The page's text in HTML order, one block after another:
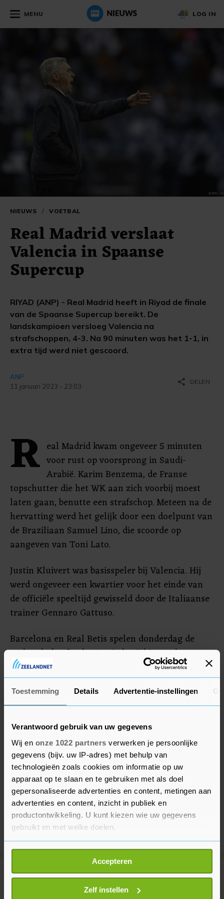
Toestemming Details Advertentie-instellingen
Verantwoord gebruik van uw gegevens
Wij en onze 1022 partners verwerken je persoonlijke
gegevens (bijv. uw IP-adres) met behulp van
technologieën zoals cookies om informatie op uw
apparaat op te slaan en te gebruiken met als doel
gepersonaliseerde advertenties en content, metingen aan
advertenties en content, inzicht in publiek en
productontwikkeling. U kunt kiezen wie uw gegevens
gebruikt en met welke doelen.
Als u het toestaat, willen we ook graag:
Informatie verzamelen over uw geografische
locatie, die tot een paar meter nauwkeurig kan zijn
Uw apparaat identificeren door het actief te
Accepteren
Zelf instellen
MENU LOG IN
NIEUWS / VOETBAL
Real Madrid verslaat
Valencia in Spaanse
Supercup
RIYAD (ANP) - Real Madrid heeft in Riyad de finale
van de Spaanse Supercup bereikt. De
landskampioen versloeg Valencia na
strafschoppen, 4-3. Na 90 minuten was het 1-1, in
extra tijd werd niet gescoord.
ANP
11 januari 2023 - 23:03
share DELEN
R eal Madrid kwam ongeveer 5 minuten
voor rust op voorsprong in Saudi-
Arabië. Karim Benzema, de Franse
topschutter die het WK aan zich voorbij moest
laten gaan, benutte een strafschop. Meteen na de
hervatting werd het gelijk door een doelpunt van
de Braziliaan Samuel Lino, die scoorde op
aangeven van Toni Lato.
Justin Kluivert was basisspeler bij Valencia. Hij
werd ongeveer een kwartier voor het einde van
de officiële speeltijd gewisseld door de Italiaanse
trainer Gennaro Gattuso.
Barcelona en Real Betis spelen donderdag de
andere halve finale. De eindstrijd is zondag.
Meer uit Voetbal